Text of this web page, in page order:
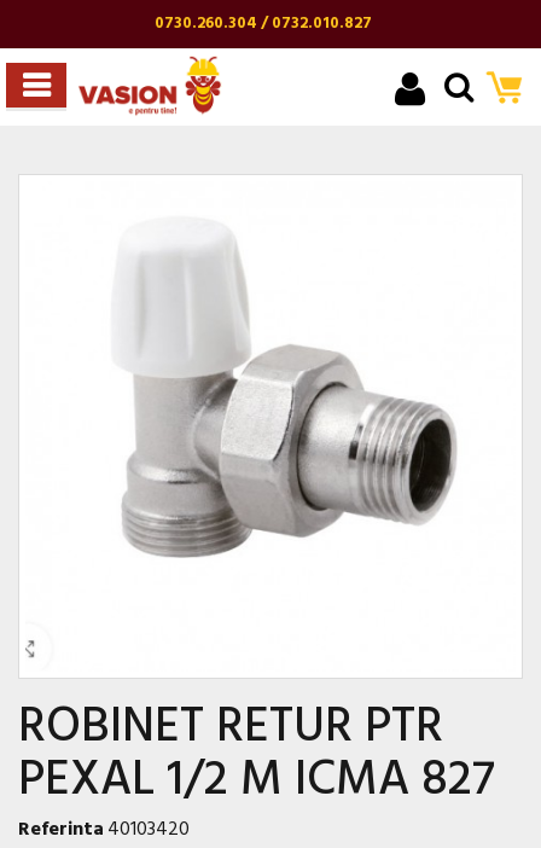
0730.260.304 / 0732.010.827
ROBINET RETUR PTR
PEXAL 1/2 M ICMA 827
Referinta40103420